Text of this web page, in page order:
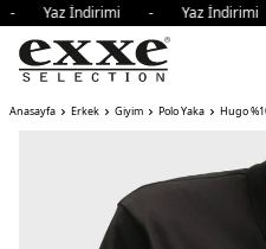
Yaz İndirimi - Yaz
Anasayfa Erkek Giyim Polo Yaka